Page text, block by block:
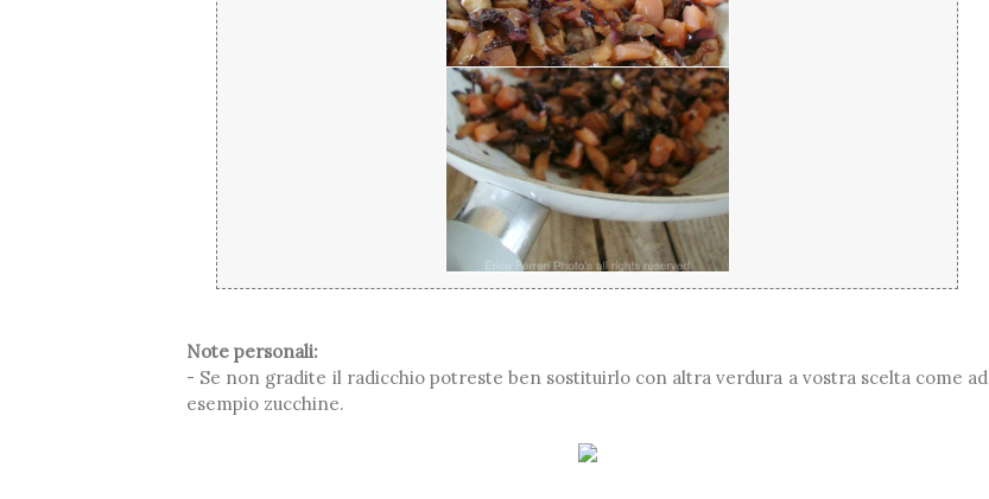
Note personali:
- Se non gradite il radicchio potreste ben sostituirlo con altra verdura a vostra scelta come ad
esempio zucchine.